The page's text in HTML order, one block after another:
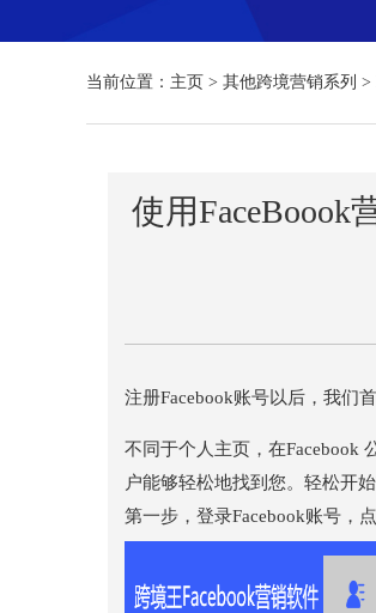
当前位置： 主页 > 其他跨境营销系列 >
使用FaceBoook
注册Facebook账号以后，我们
不同于个人主页，在Facebook
户能够轻松地找到您。轻松开始
第一步，登录Facebook账号，